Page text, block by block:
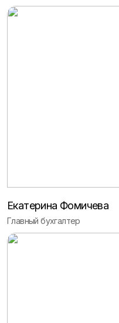
Екатерина Фомичева
Главный бухгалтер